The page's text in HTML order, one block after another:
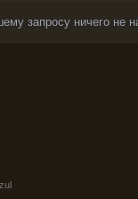
запросу ничего не